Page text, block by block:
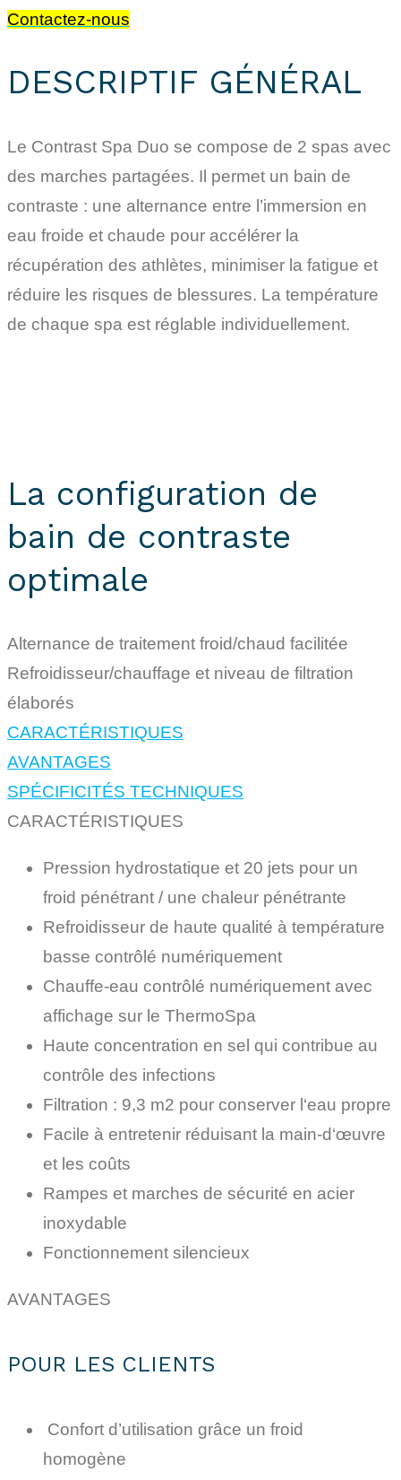
Contactez-nous
DESCRIPTIF GÉNÉRAL
Le Contrast Spa Duo se compose de 2 spas avec
des marches partagées. Il permet un bain de
contraste : une alternance entre l’immersion en
eau froide et chaude pour accélérer la
récupération des athlètes, minimiser la fatigue et
réduire les risques de blessures. La température
de chaque spa est réglable individuellement.
La configuration de
bain de contraste
optimale
Alternance de traitement froid/chaud facilitée
Refroidisseur/chauffage et niveau de filtration
élaborés
CARACTÉRISTIQUES
AVANTAGES
SPÉCIFICITÉS TECHNIQUES
CARACTÉRISTIQUES
Pression hydrostatique et 20 jets pour un
froid pénétrant / une chaleur pénétrante
Refroidisseur de haute qualité à température
basse contrôlé numériquement
Chauffe-eau contrôlé numériquement avec
affichage sur le ThermoSpa
Haute concentration en sel qui contribue au
contrôle des infections
Filtration : 9,3 m2 pour conserver l‘eau propre
Facile à entretenir réduisant la main-d‘œuvre
et les coûts
Rampes et marches de sécurité en acier
inoxydable
Fonctionnement silencieux
AVANTAGES
POUR LES CLIENTS
Confort d’utilisation grâce un froid
homogène